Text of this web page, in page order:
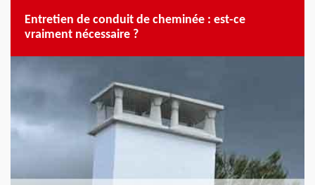
Entretien de conduit de cheminée : est-ce
vraiment nécessaire ?